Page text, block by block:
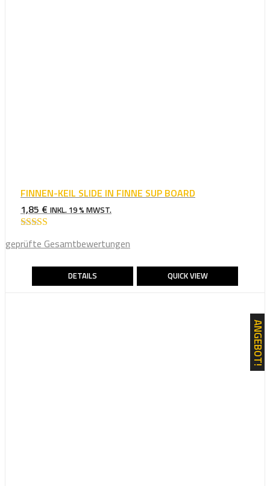
FINNEN-KEIL SLIDE IN FINNE SUP BOARD
1,85 € INKL. 19 % MWST.
5.00von 5
geprüfte Gesamtbewertungen
DETAILS QUICK VIEW
ANGEBOT!